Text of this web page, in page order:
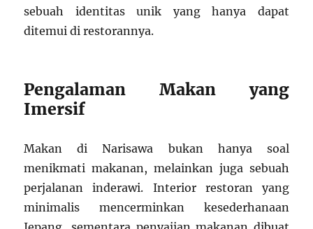
sebuah identitas unik yang hanya dapat
ditemui di restorannya.
Pengalaman Makan yang
Imersif
Makan di Narisawa bukan hanya soal
menikmati makanan, melainkan juga sebuah
perjalanan inderawi. Interior restoran yang
minimalis mencerminkan kesederhanaan